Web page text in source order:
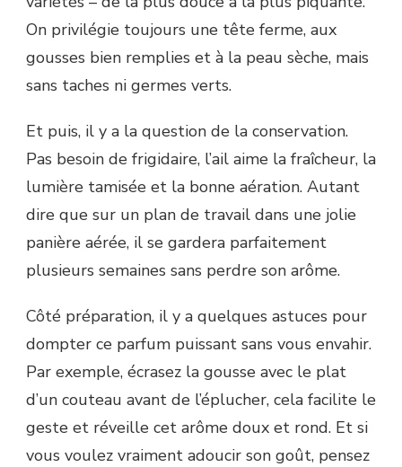
On privilégie toujours une tête ferme, aux
gousses bien remplies et à la peau sèche, mais
sans taches ni germes verts.
Et puis, il y a la question de la conservation.
Pas besoin de frigidaire, l’ail aime la fraîcheur, la
lumière tamisée et la bonne aération. Autant
dire que sur un plan de travail dans une jolie
panière aérée, il se gardera parfaitement
plusieurs semaines sans perdre son arôme.
Côté préparation, il y a quelques astuces pour
dompter ce parfum puissant sans vous envahir.
Par exemple, écrasez la gousse avec le plat
d’un couteau avant de l’éplucher, cela facilite le
geste et réveille cet arôme doux et rond. Et si
vous voulez vraiment adoucir son goût, pensez